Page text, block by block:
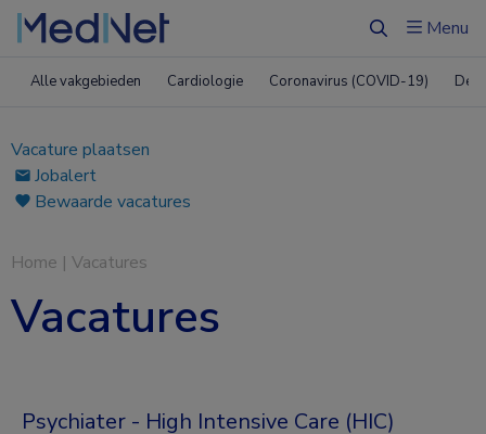
ZoekenMenu
Alle vakgebieden Cardiologie Coronavirus (COVID-19)
Vacature plaatsen
Jobalert
Bewaarde vacatures
Home | Vacatures
Vacatures
Psychiater - High Intensive Care (HIC)